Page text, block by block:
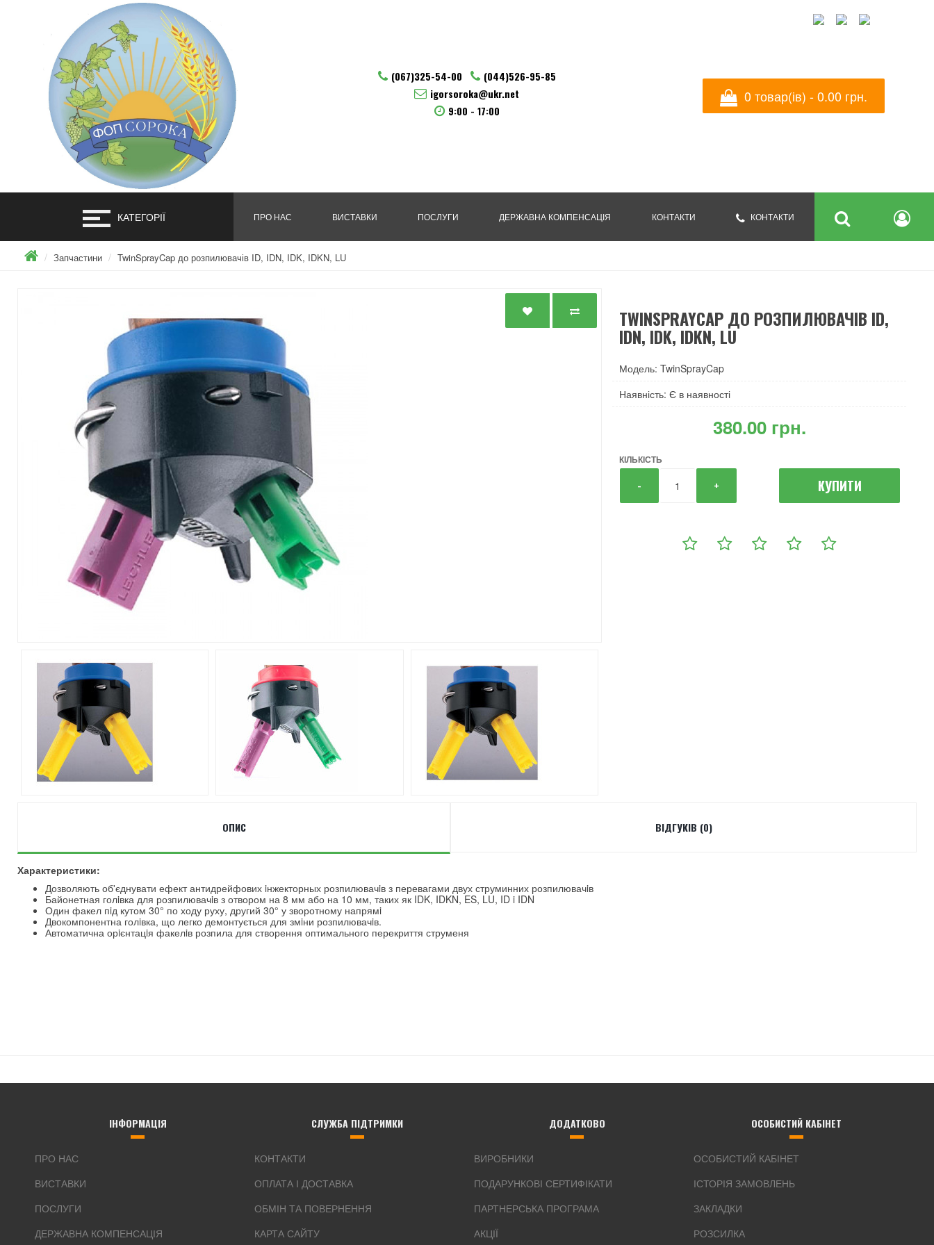
(067)325-54-00
(044)526-95-85
igorsoroka@ukr.net
9:00 - 17:00
0 товар(ів) - ‎0.00 грн.
КАТЕГОРІЇ ПРО НАС ВИСТАВКИ ПОСЛУГИ ДЕРЖАВНА КОМПЕНСАЦІЯ КОНТАКТИ КОНТАКТИ
Запчастини TwinSprayCap до розпилювачів ID, IDN, IDK, IDKN, LU
TWINSPRAYCAP ДО РОЗПИЛЮВАЧІВ ID,
IDN, IDK, IDKN, LU
Модель: TwinSprayCap
Наявність: Є в наявності
‎380.00 грн.
КІЛЬКІСТЬ
- + КУПИТИ
ОПИС ВІДГУКІВ (0)
Характеристики:
Дозволяють об'єднувати ефект антидрейфових iнжекторных розпилювачiв з перевагами двух струминних розпилювачiв
Байонетная голiвка для розпилювачiв з отвором на 8 мм або на 10 мм, таких як IDK, IDKN, ES, LU, ID i IDN
Один факел пiд кутом 30° по ходу руху, другий 30° у зворотному напрямi
Двокомпонентна голiвка, що легко демонтується для змiни розпилювачiв.
Автоматична орiєнтацiя факелiв розпила для створення оптимального перекриття струменя
ІНФОРМАЦІЯ
ПРО НАС
ВИСТАВКИ
ПОСЛУГИ
ДЕРЖАВНА КОМПЕНСАЦІЯ
СЛУЖБА ПІДТРИМКИ
КОНТАКТИ
ОПЛАТА І ДОСТАВКА
ОБМІН ТА ПОВЕРНЕННЯ
КАРТА САЙТУ
ДОДАТКОВО
ВИРОБНИКИ
ПОДАРУНКОВІ СЕРТИФІКАТИ
ПАРТНЕРСЬКА ПРОГРАМА
АКЦІЇ
ОСОБИСТИЙ КАБІНЕТ
ОСОБИСТИЙ КАБІНЕТ
ІСТОРІЯ ЗАМОВЛЕНЬ
ЗАКЛАДКИ
РОЗСИЛКА